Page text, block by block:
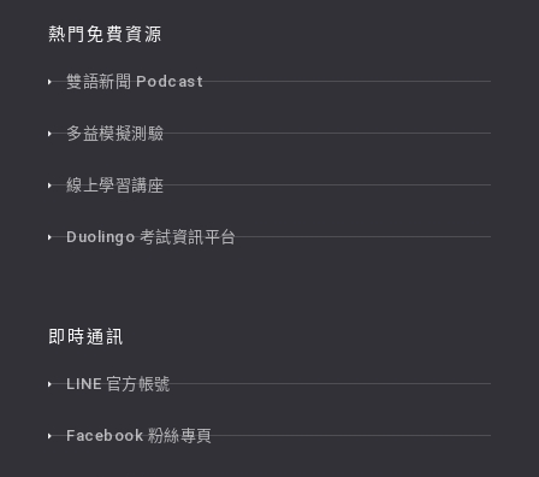
熱門免費資源
雙語新聞 Podcast
多益模擬測驗
線上學習講座
Duolingo 考試資訊平台
即時通訊
LINE 官方帳號
Facebook 粉絲專頁